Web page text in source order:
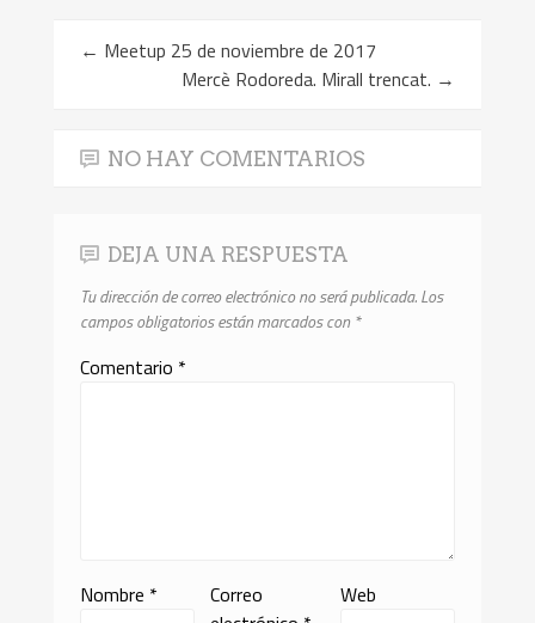
← Meetup 25 de noviembre de 2017
Mercè Rodoreda. Mirall trencat. →
NO HAY COMENTARIOS
DEJA UNA RESPUESTA
Tu dirección de correo electrónico no será publicada.Los
campos obligatorios están marcados con *
Comentario *
Nombre *
Correo
Web